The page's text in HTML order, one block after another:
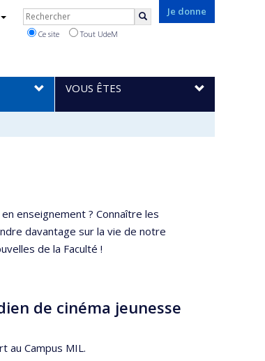
Je donne
Rechercher
Ce site Tout UdeM
VOUS ÊTES
enseignement ? Connaître les
davantage sur la vie de notre
de la Faculté !
de cinéma jeunesse
au Campus MIL.